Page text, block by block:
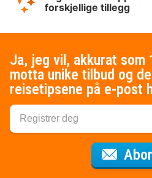
forskjellige tillegg
Ja, jeg vil, akkurat som
motta unike tilbud og
reisetipsene på e-post